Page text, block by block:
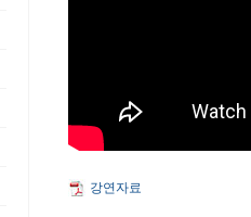
강연자료